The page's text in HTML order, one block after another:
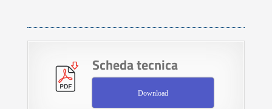
Scheda tecnica
Download